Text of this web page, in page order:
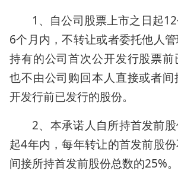
1、自公司股票上市之日起
6个月内，不转让或者委托他人
持有的公司首次公开发行股票前
也不由公司购回本人直接或者
开发行前已发行的股份。
2、本承诺人自所持首发前
起4年内，每年转让的首发前股
间接所持首发前股份总数的25%。